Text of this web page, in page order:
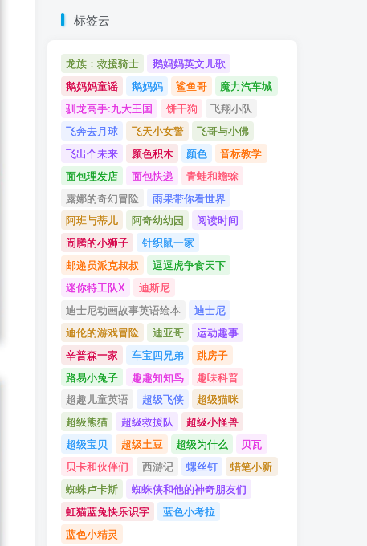
标签云
龙族：救援骑士
鹅妈妈英文儿歌
鹅妈妈童谣
鹅妈妈 鲨鱼哥
魔力汽车城
驯龙高手:九大王国
饼干狗
飞翔小队
飞奔去月球
飞天小女警
飞哥与小佛
飞出个未来
颜色积木 颜色
音标教学
面包理发店
面包快递
青蛙和蟾蜍
露娜的奇幻冒险
雨果带你看世界
阿班与蒂儿
阿奇幼幼园
阅读时间
闹腾的小狮子
针织鼠一家
邮递员派克叔叔
逗逗虎争食天下
迷你特工队X
迪斯尼
迪士尼动画故事英语绘本
迪士尼
迪伦的游戏冒险
迪亚哥
运动趣事
辛普森一家
车宝四兄弟
跳房子
路易小兔子
趣趣知知鸟
趣味科普
超趣儿童英语
超级飞侠
超级猫咪
超级熊猫
超级救援队
超级小怪兽
超级宝贝
超级土豆 超级为什么
贝瓦
贝卡和伙伴们
西游记 螺丝钉
蜡笔小新
蜘蛛卢卡斯
蜘蛛侠和他的神奇朋友们
虹猫蓝兔快乐识字
蓝色小考拉
蓝色小精灵